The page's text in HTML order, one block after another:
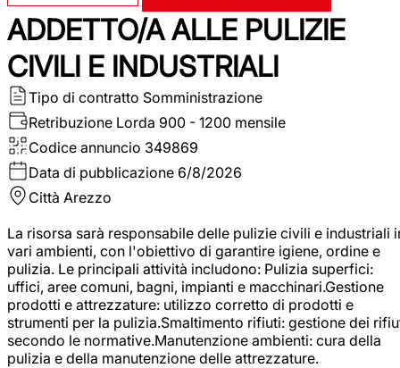
ADDETTO/A ALLE PULIZIE
CIVILI E INDUSTRIALI
Tipo di contratto Somministrazione
Retribuzione Lorda 900 - 1200 mensile
Codice annuncio 349869
Data di pubblicazione 6/8/2026
Città Arezzo
La risorsa sarà responsabile delle pulizie civili e industriali
vari ambienti, con l'obiettivo di garantire igiene, ordine e
pulizia. Le principali attività includono: Pulizia superfici:
uffici, aree comuni, bagni, impianti e macchinari.Gestione
prodotti e attrezzature: utilizzo corretto di prodotti e
strumenti per la pulizia.Smaltimento rifiuti: gestione dei
secondo le normative.Manutenzione ambienti: cura della
pulizia e della manutenzione delle attrezzature.